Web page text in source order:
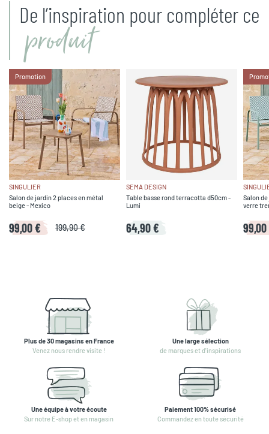
De l’inspiration pour compléter ce
produit
Promotion
SINGULIER
Salon de jardin 2 places en métal
beige - Mexico
99,00 € 199,90 €
SEMA DESIGN
Table basse rond terracotta d50cm -
Lumi
64,90 €
Salon
verre
Plus de 30 magasins en France
Venez nous rendre visite !
Une large sélection
de marques et d'inspirations
Une équipe à votre écoute
Sur notre E-shop et en magasin
Paiement 100% sécurisé
Commandez en toute sécurité